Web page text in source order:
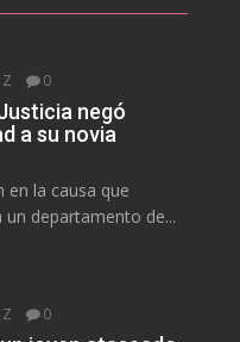
0
negó
a su novia
en la causa que
departamento de...
0